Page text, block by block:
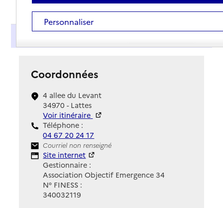
Coordonnées
4 allee du Levant
34970 - Lattes
Voir itinéraire
Téléphone :
04 67 20 24 17
Contact
Courriel non renseigné
Site Internet
Site internet
Gestionnaire :
Association Objectif Emergence 34
N° FINESS :
340032119
Personnaliser